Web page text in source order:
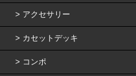
アクセサリー
カセットデッキ
コンポ